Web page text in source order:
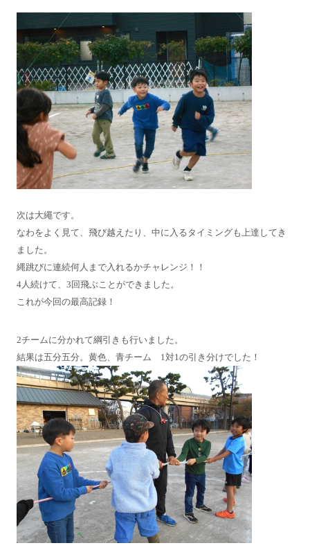
次は大繩です。
なわをよく見て、飛び越えたり、中に入るタイミングも上達してき
ました。
縄跳びに連続何人まで入れるかチャレンジ！！
4人続けて、3回飛ぶことができました。
これが今回の最高記録！
2チームに分かれて綱引きも行いました。
結果は五分五分。黄色、青チーム 1対1の引き分けでした！